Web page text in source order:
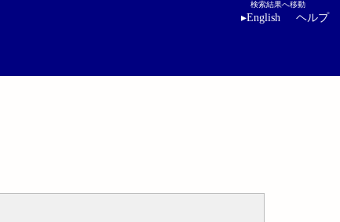
検索結果へ移動
▸English ヘルプ